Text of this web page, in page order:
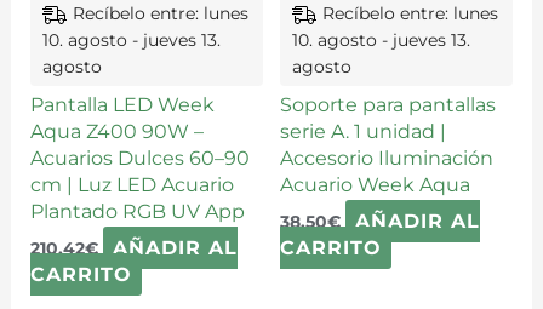
Recíbelo entre: lunes
10. agosto - jueves 13.
agosto
Pantalla LED Week
Aqua Z400 90W –
Acuarios Dulces 60–90
cm | Luz LED Acuario
Plantado RGB UV App
210,42€
AÑADIR AL
CARRITO
Recíbelo entre: lunes
10. agosto - jueves 13.
agosto
Soporte para pantallas
serie A. 1 unidad |
Accesorio Iluminación
Acuario Week Aqua
38,50€
AÑADIR AL
CARRITO